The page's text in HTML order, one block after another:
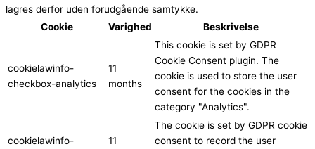
lagres derfor uden forudgående samtykke.
Cookie
Varighed Beskrivelse
cookielawinfo-
checkbox-analytics
11
months
This cookie is set by GDPR
Cookie Consent plugin. The
cookie is used to store the user
consent for the cookies in the
category "Analytics".
cookielawinfo-
11
The cookie is set by GDPR cookie
consent to record the user